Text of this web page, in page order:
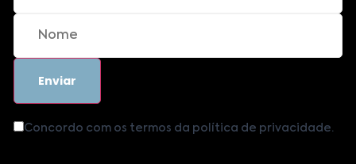
Concordo com os termos da política de privacidade.